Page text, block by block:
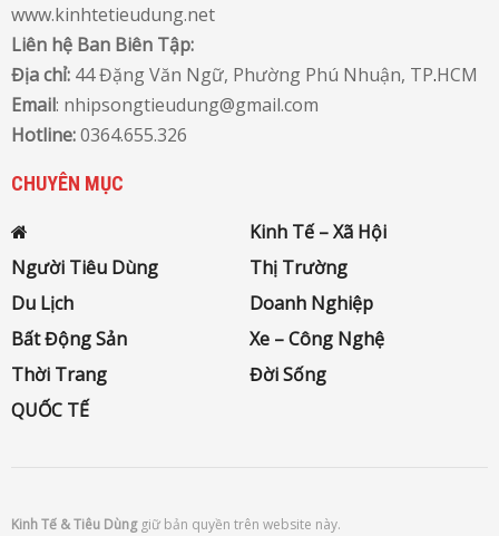
www.kinhtetieudung.net
Liên hệ Ban Biên Tập:
Địa chỉ: 44 Đặng Văn Ngữ, Phường Phú Nhuận, TP.HCM
Email: nhipsongtieudung@gmail.com
Hotline:0364.655.326
CHUYÊN MỤC
Kinh Tế – Xã Hội
Người Tiêu Dùng
Thị Trường
Du Lịch
Doanh Nghiệp
Bất Động Sản
Xe – Công Nghệ
Thời Trang
Đời Sống
QUỐC TẾ
Kinh Tế & Tiêu Dùnggiữ bản quyền trên website này.